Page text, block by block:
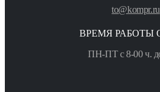
to@kompr.ru
ВРЕМЯ РАБОТЫ
ПН-ПТ с 8-00 ч.